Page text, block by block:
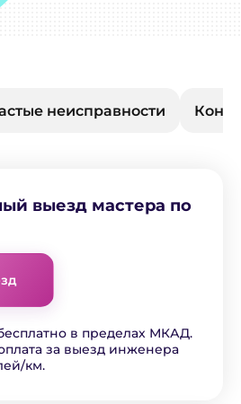
неисправности
выезд мастера по
в пределах МКАД.
за выезд инженера
км.